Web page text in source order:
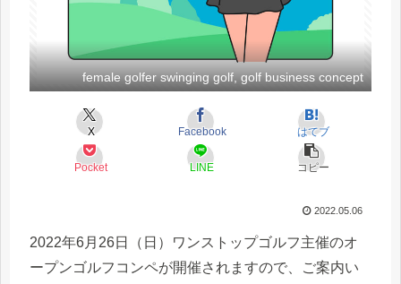
female golfer swinging golf, golf business concept
X Facebook はてブ
Pocket LINE コピー
2022.05.06
2022年6月26日（日）ワンストップゴルフ主催のオ
ープンゴルフコンペが開催されますので、ご案内い